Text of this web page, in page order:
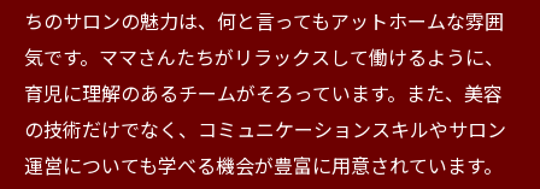
ちのサロンの魅力は、何と言ってもアットホームな雰囲
気です。ママさんたちがリラックスして働けるように、
育児に理解のあるチームがそろっています。また、美容
の技術だけでなく、コミュニケーションスキルやサロン
運営についても学べる機会が豊富に用意されています。